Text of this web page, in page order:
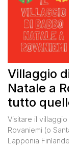
Villaggio di
Natale a
tutto
sapere
Visitare il villaggio
Rovaniemi (o Santa
Lapponia